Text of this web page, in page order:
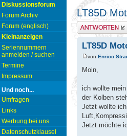
Diskussionsforum
Forum Archiv
Forum (englisch)
Kleinanzeigen
Seriennummern
anmelden / suchen
Termine
Impressum
Und noch...
Umfragen
Links
Werbung bei uns
Datenschutzklausel
LT85D
Antwort erstellen
LT85D
von Enrico
Moin,
ich wollte
der Kolben
Jetzt wollte
Jetzt möchte